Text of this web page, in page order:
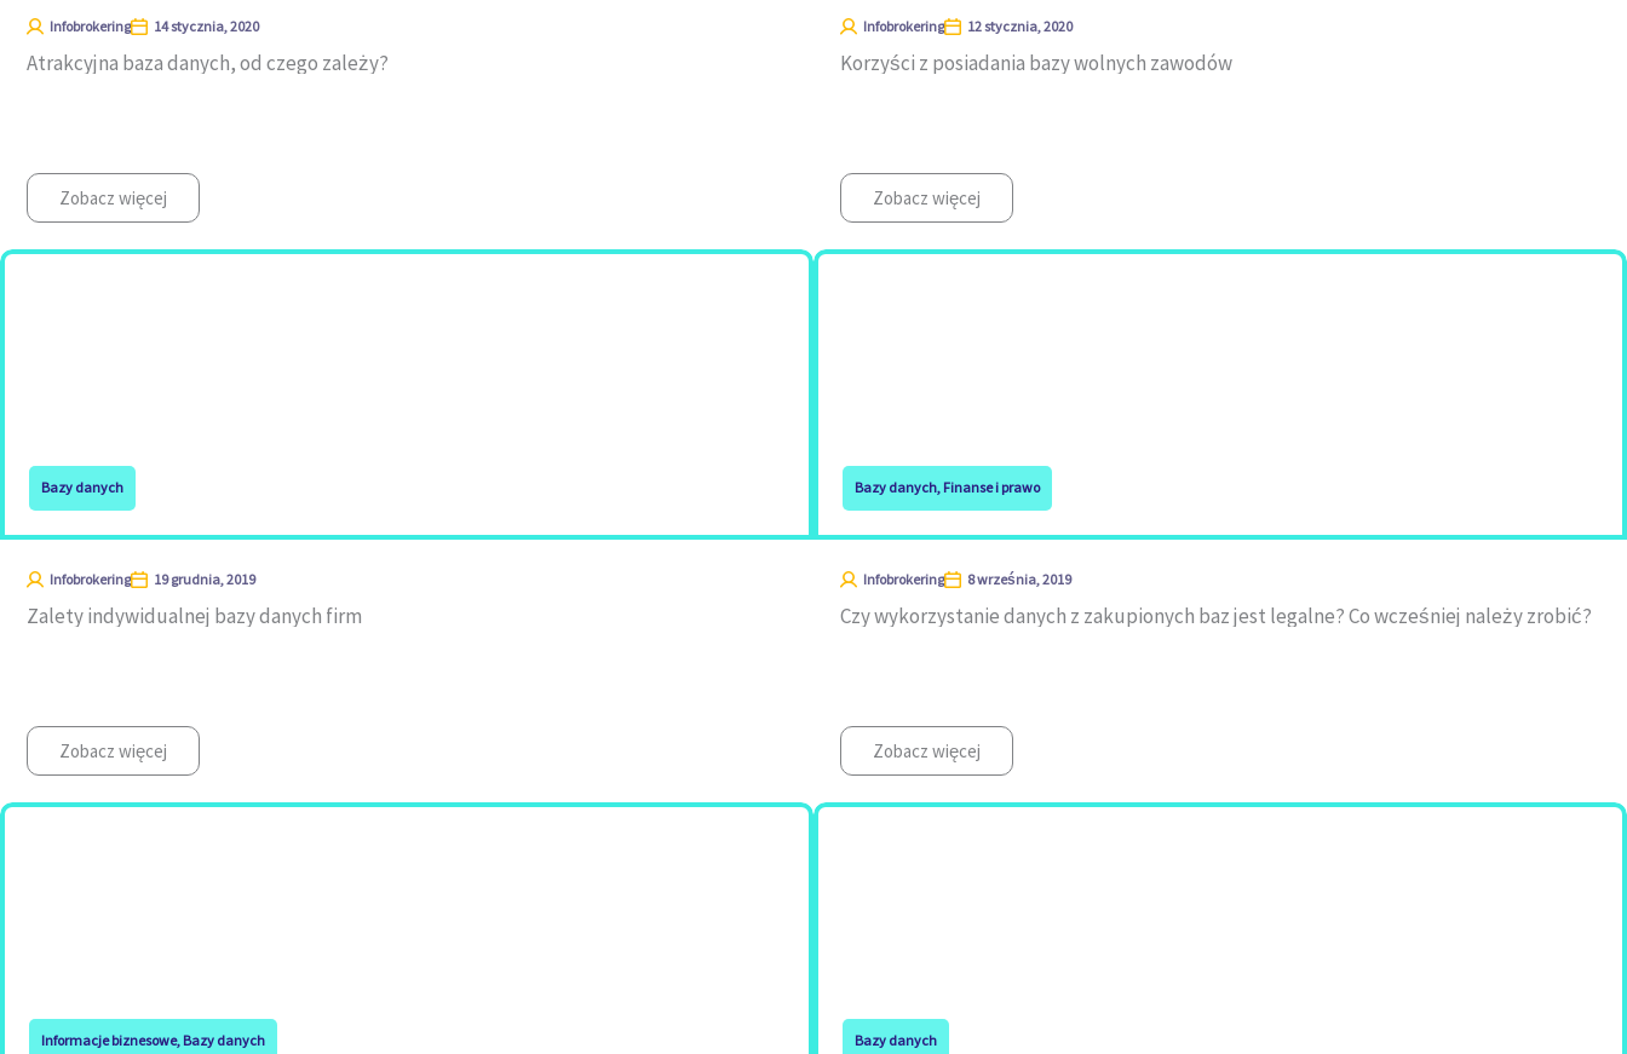
Infobrokering 14 stycznia, 2020
Atrakcyjna baza danych, od czego zależy?
Zobacz więcej
Infobrokering 12 stycznia, 2020
Korzyści z posiadania bazy wolnych zawodów
Zobacz więcej
Bazy danych
Infobrokering 19 grudnia, 2019
Zalety indywidualnej bazy danych firm
Zobacz więcej
Bazy danych, Finanse i prawo
Infobrokering 8 września, 2019
Czy wykorzystanie danych z zakupionych baz jest legalne? Co wcześniej należy zrobić?
Zobacz więcej
Informacje biznesowe, Bazy danych Bazy danych